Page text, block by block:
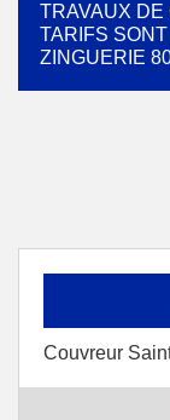
TRAVAUX DE
TARIFS
ZINGUERIE
Couvreur